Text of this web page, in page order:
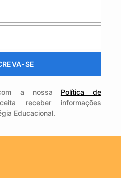
SE
a nossa Política de
receber informações
Educacional.